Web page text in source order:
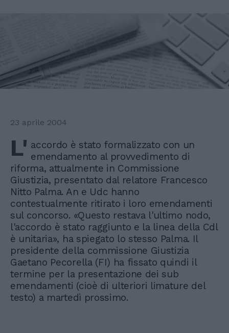
23 aprile 2004
L' accordo è stato formalizzato con un
emendamento al provvedimento di
riforma, attualmente in Commissione
Giustizia, presentato dal relatore Francesco
Nitto Palma. An e Udc hanno
contestualmente ritirato i loro emendamenti
sul concorso. «Questo restava l'ultimo nodo,
l'accordo è stato raggiunto e la linea della Cdl
è unitaria», ha spiegato lo stesso Palma. Il
presidente della commissione Giustizia
Gaetano Pecorella (FI) ha fissato quindi il
termine per la presentazione dei sub
emendamenti (cioè di ulteriori limature del
testo) a martedì prossimo.